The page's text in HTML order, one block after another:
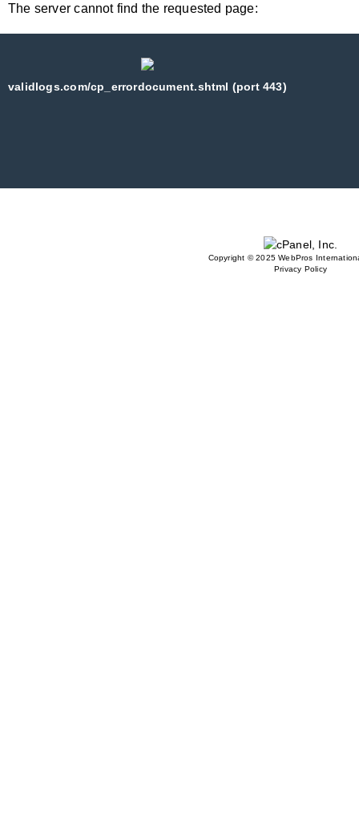
The server cannot find the requested page:
validlogs.com/cp_errordocument.shtml (port 443)
Copyright © 2025 WebPros
Privacy Policy